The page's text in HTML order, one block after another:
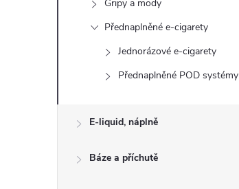
í
Gripy a mody
Přednaplněné e-cigarety
Jednorázové e-cigarety
Přednaplněné POD systémy
E-liquid, náplně
Báze a příchutě